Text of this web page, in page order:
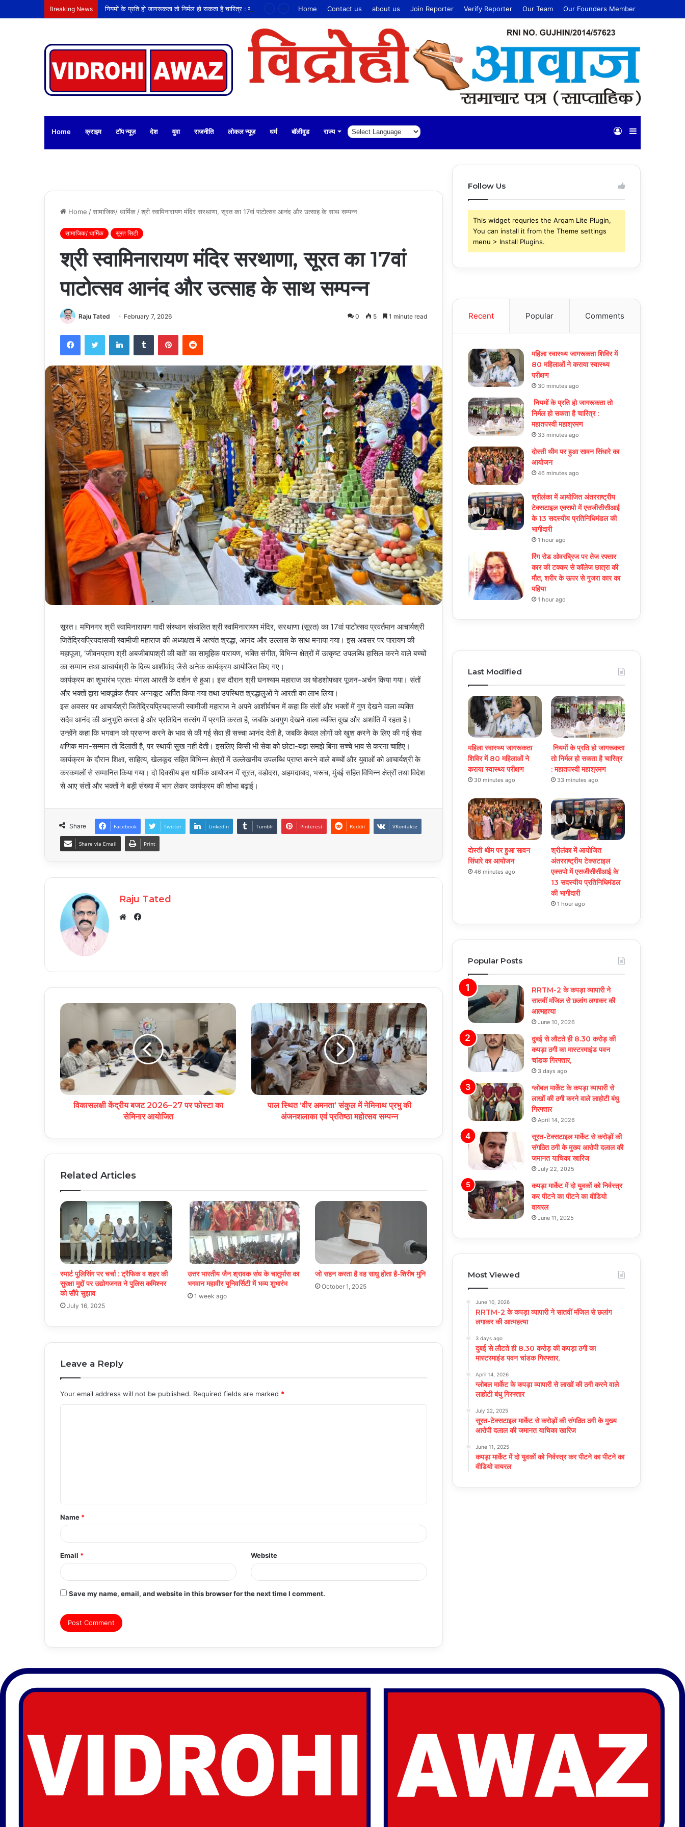
Breaking News Home Contact us about us Join Reporter Verify Reporter Our Team Our Founders Member
Home क्राइम टॉप न्यूज़ देश युवा राजनीति लोकल न्यूज़ धर्म बॉलीवुड राज्य Sidebar
Log
Home /सामाजिक/ धार्मिक/श्री स्वामिनारायण मंदिर सरथाणा, सूरत का 17वां पाटोत्सव आनंद और उत्साह के साथ सम्पन्न
सामाजिक/ धार्मिक सूरत सिटी
श्री स्वामिनारायण मंदिर सरथाणा, सूरत का 17वां
पाटोत्सव आनंद और उत्साह के साथ सम्पन्न
Raju Tated February 7, 2026 0 5 1 minute read
FacebookTwitter LinkedInTumblr PinterestReddit
सूरत। मणिनगर श्री स्वामिनारायण गादी संस्थान संचालित श्री स्वामिनारायण मंदिर, सरथाणा (सूरत) का 17वां पाटोत्सव प्रवर्तमान आचार्यश्री
जितेंद्रियप्रियदासजी स्वामीजी महाराज की अध्यक्षता में अत्यंत श्रद्धा, आनंद और उल्लास के साथ मनाया गया। इस अवसर पर पारायण की
महापूजा, ‘जीवनप्राण श्री अबजीबापाश्री की बातें’ का सामूहिक पारायण, भक्ति संगीत, विभिन्न क्षेत्रों में उत्कृष्ट उपलब्धि हासिल करने वाले बच्चों
का सम्मान तथा आचार्यश्री के दिव्य आशीर्वाद जैसे अनेक कार्यक्रम आयोजित किए गए।
कार्यक्रम का शुभारंभ प्रातः मंगला आरती के दर्शन से हुआ। इस दौरान श्री घनश्याम महाराज का षोडशोपचार पूजन-अर्चन किया गया। संतों
और भक्तों द्वारा भावपूर्वक तैयार अन्नकूट अर्पित किया गया तथा उपस्थित श्रद्धालुओं ने आरती का लाभ लिया।
इस अवसर पर आचार्यश्री जितेंद्रियप्रियदासजी स्वामीजी महाराज ने अपने आशीर्वचन में कहा कि संतों और भक्तों में गुण देखने वाला व्यक्ति
सदैव आनंद की अनुभूति करता है और प्रतिदिन सत्संग में प्रगति करता है, जबकि अवगुण देखने वाला व्यक्ति दुख और अशांति में रहता है।
उन्होंने कहा कि भगवान को प्रसन्न करने के भाव से की गई सेवा ही सच्चा आनंद देती है, जबकि केवल लोगों को खुश करने के लिए की गई सेवा
क्षणिक मान-सम्मान तो दिलाती है, पर स्थायी सुख नहीं देती। इसलिए किसी भी सेवा को छोटा-बड़ा समझे बिना सच्चे भाव से करना चाहिए।
कार्यक्रम के दौरान शिक्षा, साहित्य, खेलकूद सहित विभिन्न क्षेत्रों में उल्लेखनीय उपलब्धि प्राप्त करने वाले बच्चों और युवाओं को आचार्यश्री के
करकमलों से सम्मानित किया गया। दो दिवसीय इस धार्मिक आयोजन में सूरत, वडोदरा, अहमदाबाद, भरूच, मुंबई सहित विभिन्न क्षेत्रों तथा विदेश
से आए संतों और भक्तों ने बड़ी संख्या में भाग लेकर कार्यक्रम की शोभा बढ़ाई।
Share Facebook Twitter LinkedIn Tumblr Pinterest Reddit VKontakte
Share via Email Print
Raju Tated
Facebook
विकासलक्षी केंद्रीय बजट 2026–27 पर फोस्टा का
सेमिनार आयोजित
पाल स्थित ‘वीर अमनता’ संकुल में नेमिनाथ प्रभु की
अंजनशलाका एवं प्रतिष्ठा महोत्सव सम्पन्न
Related Articles
स्मार्ट पुलिसिंग पर चर्चा : ट्रैफिक व शहर की
सुरक्षा मुद्दों पर उद्योगजगत ने पुलिस कमिश्नर
को सौंपे सुझाव
July 16, 2025
उत्तर भारतीय जैन श्रावक संघ के चातुर्मास का
भगवान महावीर यूनिवर्सिटी में भव्य शुभारंभ
1 week ago
जो सहन करता है वह साधु होता है-शिरीष मुनि
October 1, 2025
Leave a Reply
Your email address will not be published. Required fields are marked *
t
*
Name *
Email * Website
Save my name, email, and website in this browser for the next time I comment.
Follow Us
This widget requries the Arqam Lite Plugin,
You can install it from the Theme settings
menu > Install Plugins.
Recent Popular Comments
महिला स्वास्थ्य जागरूकता शिविर में
80 महिलाओं ने कराया स्वास्थ्य
परीक्षण
30 minutes ago
नियमों के प्रति हो जागरूकता तो
निर्मल हो सकता है चारित्र :
महातपस्वी महाश्रमण
33 minutes ago
दोस्ती थीम पर हुआ सावन सिंधारे का
आयोजन
46 minutes ago
श्रीलंका में आयोजित अंतरराष्ट्रीय
टेक्सटाइल एक्सपो में एसजीसीसीआई
के 13 सदस्यीय प्रतिनिधिमंडल की
भागीदारी
1 hour ago
रिंग रोड ओवरब्रिज पर तेज रफ्तार
कार की टक्कर से कॉलेज छात्रा की
मौत, शरीर के ऊपर से गुजरा कार का
पहिया
1 hour ago
Last Modified
महिला स्वास्थ्य जागरूकता
शिविर में 80 महिलाओं ने
कराया स्वास्थ्य परीक्षण
30 minutes ago
नियमों के प्रति हो जागरूकता
तो निर्मल हो सकता है चारित्र
: महातपस्वी महाश्रमण
33 minutes ago
दोस्ती थीम पर हुआ सावन
सिंधारे का आयोजन
46 minutes ago
श्रीलंका में आयोजित
अंतरराष्ट्रीय टेक्सटाइल
एक्सपो में एसजीसीसीआई के
13 सदस्यीय प्रतिनिधिमंडल
की भागीदारी
1 hour ago
Popular Posts
RRTM-2 के कपड़ा व्यापारी ने
सातवीं मंजिल से छलांग लगाकर की
आत्महत्या
June 10, 2026
दुबई से लौटते ही 8.30 करोड़ की
कपड़ा ठगी का मास्टरमाइंड पवन
चांडक गिरफ्तार,
3 days ago
ग्लोबल मार्केट के कपड़ा व्यापारी से
लाखों की ठगी करने वाले लाहोटी बंधु
गिरफ्तार
April 14, 2026
सूरत-टेक्सटाइल मार्केट से करोड़ों की
संगठित ठगी के मुख्य आरोपी दलाल की
जमानत याचिका खारिज
July 22, 2025
कपड़ा मार्केट में दो युवकों को निर्वस्त्र
कर पीटने का पीटने का वीडियो
वायरल
June 11, 2025
Most Viewed
June 10, 2026
RRTM-2 के कपड़ा व्यापारी ने सातवीं मंजिल से छलांग
लगाकर की आत्महत्या
3 days ago
दुबई से लौटते ही 8.30 करोड़ की कपड़ा ठगी का
मास्टरमाइंड पवन चांडक गिरफ्तार,
April 14, 2026
ग्लोबल मार्केट के कपड़ा व्यापारी से लाखों की ठगी करने वाले
लाहोटी बंधु गिरफ्तार
July 22, 2025
सूरत-टेक्सटाइल मार्केट से करोड़ों की संगठित ठगी के मुख्य
आरोपी दलाल की जमानत याचिका खारिज
June 11, 2025
कपड़ा मार्केट में दो युवकों को निर्वस्त्र कर पीटने का पीटने का
वीडियो वायरल